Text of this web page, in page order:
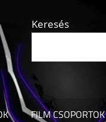
Keresés
FILM CSOPORTOK